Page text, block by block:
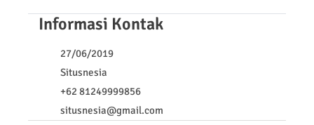
Informasi Kontak
27/06/2019
Situsnesia
+62 81249999856
situsnesia@gmail.com